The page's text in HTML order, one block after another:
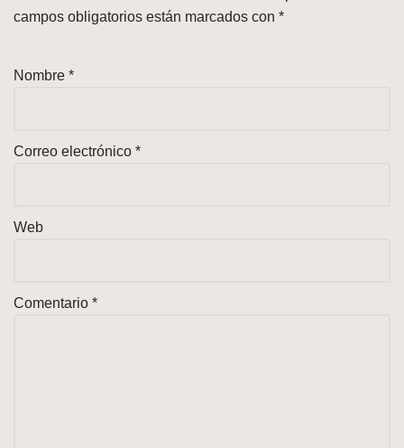
campos obligatorios están marcados con *
Nombre *
Correo electrónico *
Web
Comentario *